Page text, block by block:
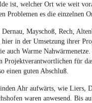
ist, welcher Ort wie weit
Problemen es die einzelnen
Mayschoß, Rech,
hier in der Umsetzung ihrer
auch Warme
Projektverantwortlichen für
einen guten Abschluß.
Ahr aufwärts, wie Liers,
waren anwesend. Bis